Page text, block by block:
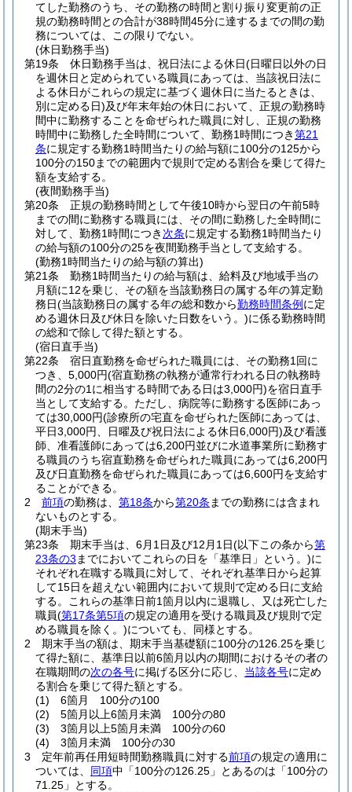
てした勤務のうち、その勤務の時間と割り振り変更前の正
規の勤務時間との合計が38時間45分に達するまでの間の勤
務については、この限りでない。
(休日勤務手当)
第19条
休日勤務手当は、祝日法による休日(日曜日以外の日
を週休日と定められている職員にあっては、当該祝日法に
よる休日がこれらの規定に基づく週休日に当たるときは、
別に定める日)及び年末年始の休日において、正規の勤務時
間中に勤務することを命ぜられた職員に対し、正規の勤務
時間中に勤務した全時間について、勤務1時間につき第21
条に規定する勤務1時間当たりの給与額に100分の125から
100分の150までの範囲内で規則で定める割合を乗じて得た
額を支給する。
(夜間勤務手当)
第20条
正規の勤務時間として午後10時から翌日の午前5時
までの間に勤務する職員には、その間に勤務した全時間に
対して、勤務1時間につき 次条に規定する勤務1時間当たり
の給与額の100分の25を夜間勤務手当として支給する。
(勤務1時間当たりの給与額の算出)
第21条
勤務1時間当たりの給与額は、給料及び地域手当の
月額に12を乗じ、その額を当該勤務日の属する年の算定勤
務日(当該勤務日の属する年の総和数から勤務時間条例 に定
める週休日及び休日を除いた日数をいう。)に係る勤務時間
の総和で除して得た額とする。
(宿日直手当)
第22条
宿日直勤務を命ぜられた職員には、その勤務1回に
つき、5,000円(宿直勤務の執務が通常行われる日の執務時
間の2分の1に相当する時間である日は3,000円)を宿日直手
当として支給する。 ただし、病院等に勤務する医師にあっ
ては30,000円(診療所の宅直を命ぜられた医師にあっては、
平日3,000円、日曜及び祝日法による休日6,000円)及び看護
師、准看護師にあっては6,200円並びに水道事業所に勤務す
る職員のうち宿直勤務を命ぜられた職員にあっては6,200円
及び日直勤務を命ぜられた職員にあっては6,600円を支給す
ることができる。
2
前項の勤務は、 第18条から第20条 までの勤務には含まれ
ないものとする。
(期末手当)
第23条
期末手当は、6月1日及び12月1日(以下この条から第
23条の3 までにおいてこれらの日を「基準日」という。)に
それぞれ在職する職員に対して、それぞれ基準日から起算
して15日を超えない範囲内において規則で定める日に支給
する。
これらの基準日前1箇月以内に退職し、又は死亡した
職員(第17条第5項の規定の適用を受ける職員及び規則で定
める職員を除く。)についても、同様とする。
2
期末手当の額は、期末手当基礎額に100分の126.25を乗じ
て得た額に、基準日以前6箇月以内の期間におけるその者の
在職期間の次の各号に掲げる区分に応じ、 当該各号に定め
る割合を乗じて得た額とする。
(1)
6箇月 100分の100
(2)
5箇月以上6箇月未満 100分の80
(3)
3箇月以上5箇月未満 100分の60
(4)
3箇月未満 100分の30
3
定年前再任用短時間勤務職員に対する前項の規定の適用に
ついては、 同項中「100分の126.25」とあるのは「100分の
71.25」とする。